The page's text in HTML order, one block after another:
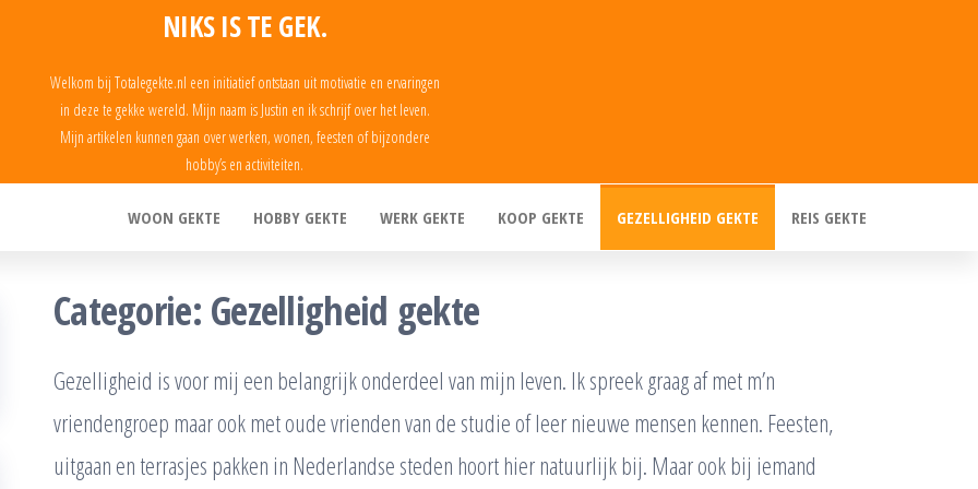
NIKS IS TE GEK.
Welkom bij Totalegekte.nl een initiatief ontstaan uit motivatie en ervaringen
in deze te gekke wereld. Mijn naam is Justin en ik schrijf over het leven.
Mijn artikelen kunnen gaan over werken, wonen, feesten of bijzondere
hobby’s en activiteiten.
WOON GEKTE HOBBY GEKTE WERK GEKTE KOOP GEKTE GEZELLIGHEID GEKTE REIS GEKTE
Categorie: Gezelligheid gekte
Gezelligheid is voor mij een belangrijk onderdeel van mijn leven. Ik spreek graag af met m’n
vriendengroep maar ook met oude vrienden van de studie of leer nieuwe mensen kennen. Feesten,
uitgaan en terrasjes pakken in Nederlandse steden hoort hier natuurlijk bij. Maar ook bij iemand